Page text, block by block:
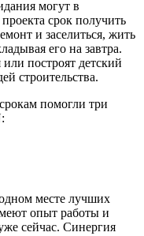
могут в
срок получить
и заселиться, жить
его на завтра.
построят детский
строительства.
помогли три
месте лучших
опыт работы и
сейчас. Синергия